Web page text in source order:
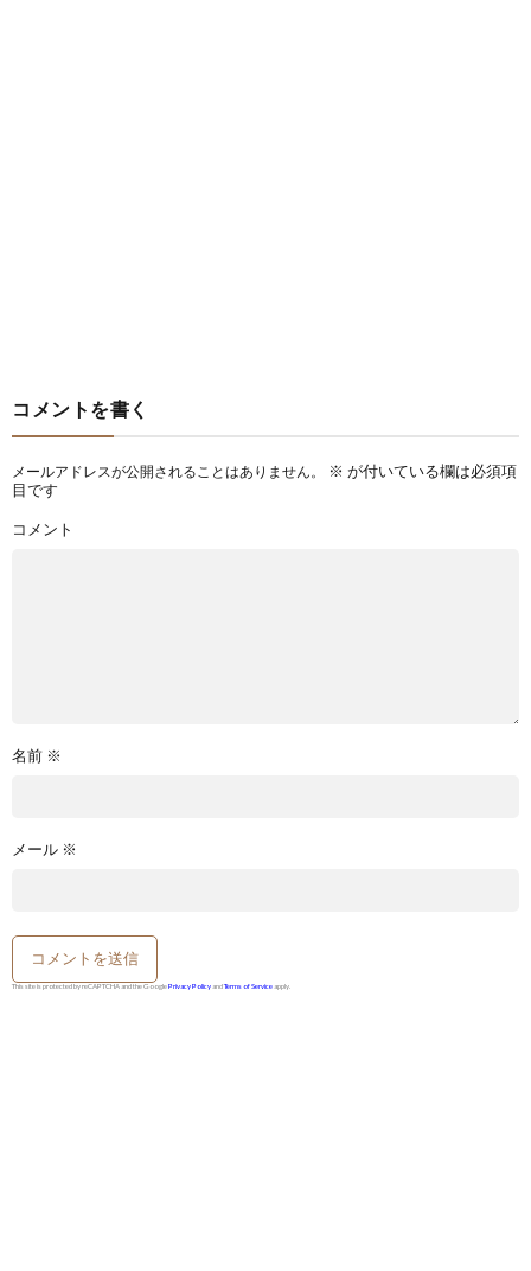
コメントを書く
メールアドレスが公開されることはありません。 ※ が付いている欄は必須項
目です
コメント
名前 ※
メール ※
This site is protected by reCAPTCHA and the GooglePrivacy Policy andTerms of Service apply.